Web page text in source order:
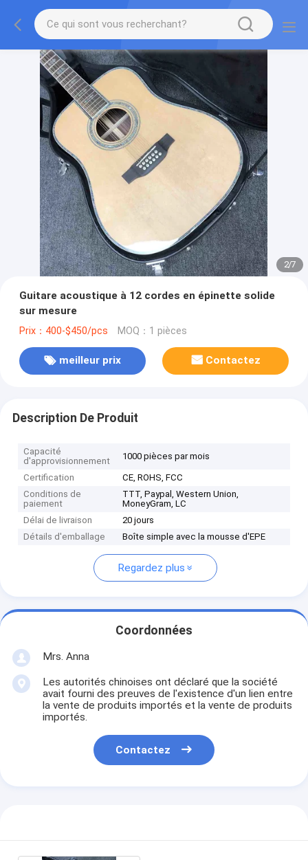
2/7
Guitare acoustique à 12 cordes en épinette solide
sur mesure
Prix：400-$450/pcs MOQ：1 pièces
meilleur prix Contactez
Description De Produit
Capacité
d'approvisionnement
1000 pièces par mois
Certification
CE, ROHS, FCC
Conditions de
paiement
TTT, Paypal, Western Union,
MoneyGram, LC
Délai de livraison
20 jours
Détails d'emballage
Boîte simple avec la mousse d'EPE
Regardez plus
Coordonnées
Mrs. Anna
Les autorités chinoises ont déclaré que la société
avait fourni des preuves de l'existence d'un lien entre
la vente de produits importés et la vente de produits
importés.
Contactez